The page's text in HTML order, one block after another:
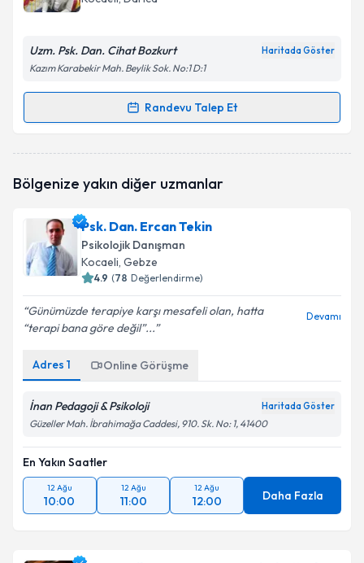
bilgilendireceğiz.
Kişisel verilerimin işlenmesine ilişkinAydınlatma
kapsamda işlenmesini kabul ediyorum.
Uzm. Psk. Dan. Cihat Bozkurt Haritada Göster
Kazım Karabekir Mah. Beylik Sok. No:1 D:1
Randevu Talep Et
Randevu Takvimi Talebi
talebi oluşturun. Size bu uzmandan randevu almanız
bilgilendireceğiz.
E-posta Adresiniz
Kişisel verilerimin işlenmesine ilişkin
kapsamda işlenmesini kabul ediyorum.
Takvim Talebini Gönder
Bölgenize yakın diğer uzmanlar
Psk. Dan. Ercan Tekin
Psikolojik Danışman
Kocaeli, Gebze
4.9 (78 Değerlendirme)
Günümüzde terapiye karşı mesafeli olan, hatta
“terapi bana göre değil”...
Devamı
Adres 1 Online Görüşme
İnan Pedagoji & Psikoloji Haritada Göster
Güzeller Mah. İbrahimağa Caddesi, 910. Sk. No: 1, 41400
En Yakın Saatler
12 Ağu
10:00
12 Ağu
11:00
12 Ağu
12:00 Daha Fazla